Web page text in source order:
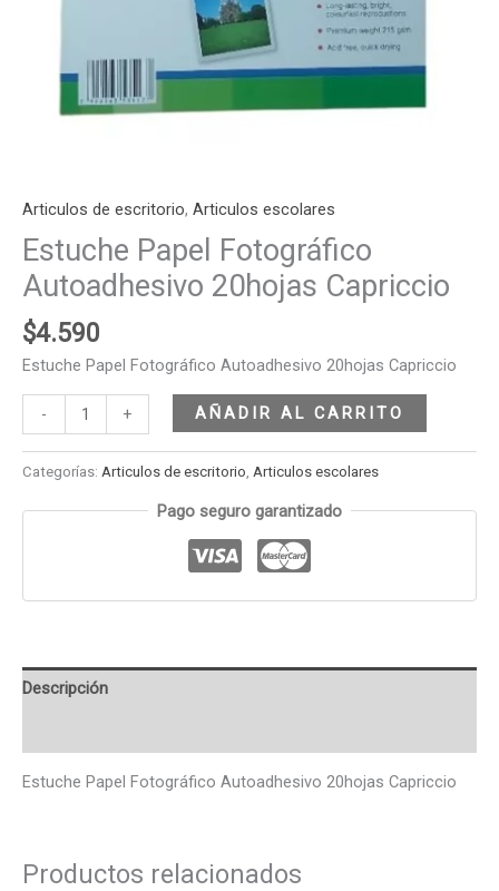
Articulos de escritorio, Articulos escolares
Estuche Papel Fotográfico
Autoadhesivo 20hojas Capriccio
$4.590
Estuche Papel Fotográfico Autoadhesivo 20hojas Capriccio
- + AÑADIR AL CARRITO
Categorías: Articulos de escritorio, Articulos escolares
Pago seguro garantizado
Descripción
Estuche Papel Fotográfico Autoadhesivo 20hojas Capriccio
Productos relacionados